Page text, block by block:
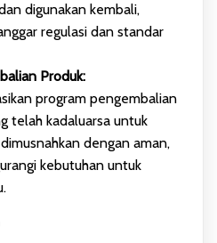
digunakan kembali,
regulasi dan standar
Produk:
program pengembalian
telah kadaluarsa untuk
dengan aman,
kebutuhan untuk